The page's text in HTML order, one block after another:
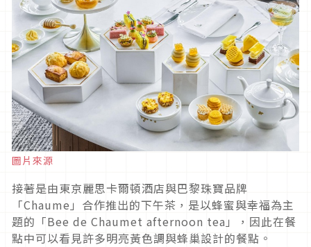
圖片來源
接著是由東京麗思卡爾頓酒店與巴黎珠寶品牌
「Chaume」合作推出的下午茶，是以蜂蜜與幸福為主
題的「Bee de Chaumet afternoon tea」，因此在餐
點中可以看見許多明亮黃色調與蜂巢設計的餐點。